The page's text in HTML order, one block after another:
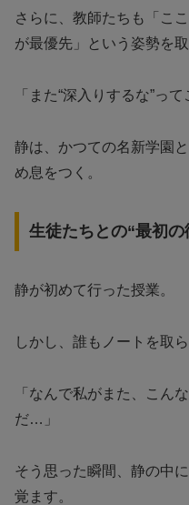
さらに、教師たちも「こ
が最優先」という姿勢を取
「また“深入りするな”っ
静は、かつての名新学園
め息をつく。
生徒たちとの“最初の
静が初めて行った授業。
しかし、誰もノートを取
「なんで私がまた、こん
だ…」
そう思った瞬間、静の中
覚ます。